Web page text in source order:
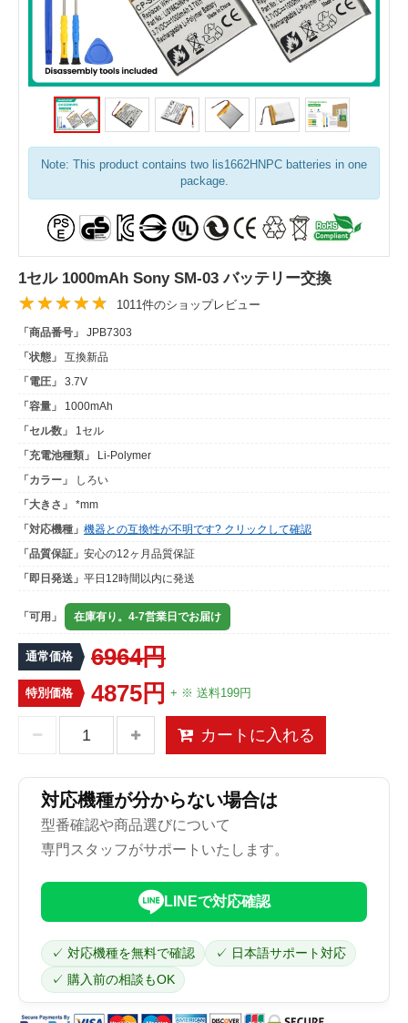
Note: This product contains two lis1662HNPC batteries in one
package.
1セル 1000mAh Sony SM-03 バッテリー交換
1011件のショップレビュー
「商品番号」
JPB7303
「状態」
互換新品
「電圧」
3.7V
「容量」
1000mAh
「セル数」
1セル
「充電池種類」
Li-Polymer
「カラー」
しろい
「大きさ」
*mm
「対応機種」 機器との互換性が不明です? クリックして確認
「品質保証」 安心の12ヶ月品質保証
「即日発送」 平日12時間以内に発送
「可用」 在庫有り。4-7営業日でお届け
通常価格 6964円
特別価格 4875円 + ※ 送料199円
カートに入れる
対応機種が分からない場合は
型番確認や商品選びについて
専門スタッフがサポートいたします。
LINEで対応確認
✓ 対応機種を無料で確認
✓ 日本語サポート対応
✓ 購入前の相談もOK